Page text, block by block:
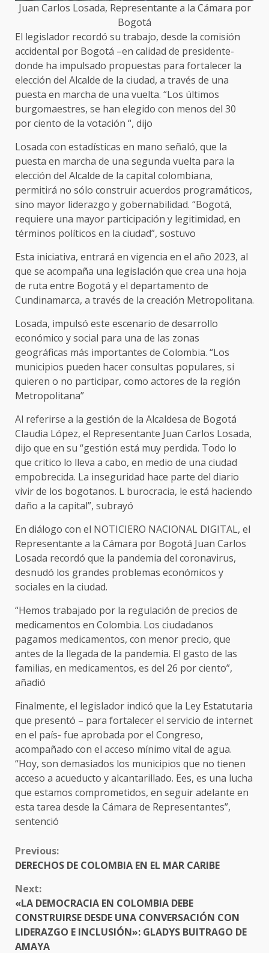
Juan Carlos Losada, Representante a la Cámara por
Bogotá
El legislador recordó su trabajo, desde la comisión
accidental por Bogotá –en calidad de presidente-
donde ha impulsado propuestas para fortalecer la
elección del Alcalde de la ciudad, a través de una
puesta en marcha de una vuelta. “Los últimos
burgomaestres, se han elegido con menos del 30
por ciento de la votación “, dijo
Losada con estadísticas en mano señaló, que la
puesta en marcha de una segunda vuelta para la
elección del Alcalde de la capital colombiana,
permitirá no sólo construir acuerdos programáticos,
sino mayor liderazgo y gobernabilidad. “Bogotá,
requiere una mayor participación y legitimidad, en
términos políticos en la ciudad”, sostuvo
Esta iniciativa, entrará en vigencia en el año 2023, al
que se acompaña una legislación que crea una hoja
de ruta entre Bogotá y el departamento de
Cundinamarca, a través de la creación Metropolitana.
Losada, impulsó este escenario de desarrollo
económico y social para una de las zonas
geográficas más importantes de Colombia. “Los
municipios pueden hacer consultas populares, si
quieren o no participar, como actores de la región
Metropolitana”
Al referirse a la gestión de la Alcaldesa de Bogotá
Claudia López, el Representante Juan Carlos Losada,
dijo que en su “gestión está muy perdida. Todo lo
que critico lo lleva a cabo, en medio de una ciudad
empobrecida. La inseguridad hace parte del diario
vivir de los bogotanos. L burocracia, le está haciendo
daño a la capital”, subrayó
En diálogo con el NOTICIERO NACIONAL DIGITAL, el
Representante a la Cámara por Bogotá Juan Carlos
Losada recordó que la pandemia del coronavirus,
desnudó los grandes problemas económicos y
sociales en la ciudad.
“Hemos trabajado por la regulación de precios de
medicamentos en Colombia. Los ciudadanos
pagamos medicamentos, con menor precio, que
antes de la llegada de la pandemia. El gasto de las
familias, en medicamentos, es del 26 por ciento”,
añadió
Finalmente, el legislador indicó que la Ley Estatutaria
que presentó – para fortalecer el servicio de internet
en el país- fue aprobada por el Congreso,
acompañado con el acceso mínimo vital de agua.
“Hoy, son demasiados los municipios que no tienen
acceso a acueducto y alcantarillado. Ees, es una lucha
que estamos comprometidos, en seguir adelante en
esta tarea desde la Cámara de Representantes”,
sentenció
CONTINUE
READING
Previous:
DERECHOS DE COLOMBIA EN EL MAR CARIBE
Next:
«LA DEMOCRACIA EN COLOMBIA DEBE
CONSTRUIRSE DESDE UNA CONVERSACIÓN CON
LIDERAZGO E INCLUSIÓN»: GLADYS BUITRAGO DE
AMAYA